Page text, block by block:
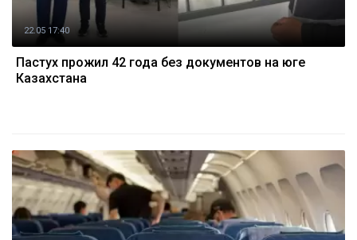
22.05 17:40
Пастух прожил 42 года без документов на юге
Казахстана